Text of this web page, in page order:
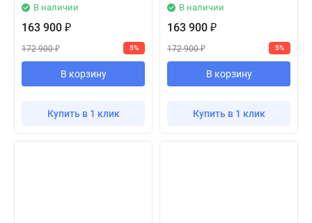
В наличии
163 900 ₽
172 900₽ 5%
В корзину
Купить в 1 клик
В наличии
163 900 ₽
172 900₽ 5%
В корзину
Купить в 1 клик